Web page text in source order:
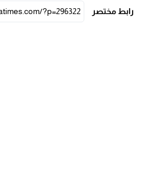
رابط مختصر